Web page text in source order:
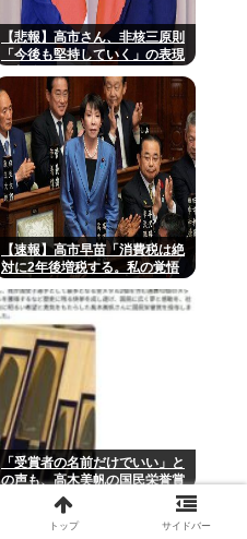
【悲報】高市さん、非核三原則
「今後も堅持していく」の表現
【速報】高市早苗「消費税は絶
対に2年後増税する。私の覚悟
「受賞者の名前だけでいい」と
の声も、高木美帆の国民栄誉賞
受賞副賞《包丁10本》に”高市
総理の名前も刻印”
トップ サイドバー